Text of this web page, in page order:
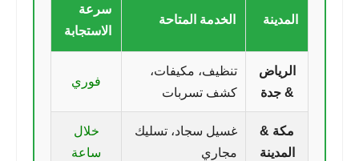
المدينة الخدمة المتاحة
سرعة
الاستجابة
الرياض
& جدة
تنظيف، مكيفات،
كشف تسربات
فوري
مكة &
المدينة
غسيل سجاد، تسليك
مجاري
خلال
ساعة